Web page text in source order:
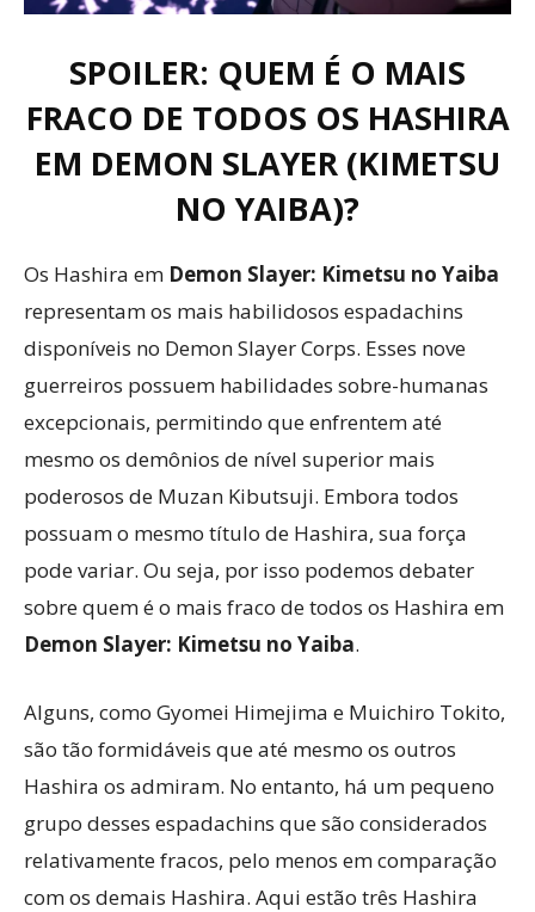
SPOILER: QUEM É O MAIS
FRACO DE TODOS OS HASHIRA
EM DEMON SLAYER (KIMETSU
NO YAIBA)?
Os Hashira em Demon Slayer: Kimetsu no Yaiba
representam os mais habilidosos espadachins
disponíveis no Demon Slayer Corps. Esses nove
guerreiros possuem habilidades sobre-humanas
excepcionais, permitindo que enfrentem até
mesmo os demônios de nível superior mais
poderosos de Muzan Kibutsuji. Embora todos
possuam o mesmo título de Hashira, sua força
pode variar. Ou seja, por isso podemos debater
sobre quem é o mais fraco de todos os Hashira em
Demon Slayer: Kimetsu no Yaiba.
Alguns, como Gyomei Himejima e Muichiro Tokito,
são tão formidáveis que até mesmo os outros
Hashira os admiram. No entanto, há um pequeno
grupo desses espadachins que são considerados
relativamente fracos, pelo menos em comparação
com os demais Hashira. Aqui estão três Hashira